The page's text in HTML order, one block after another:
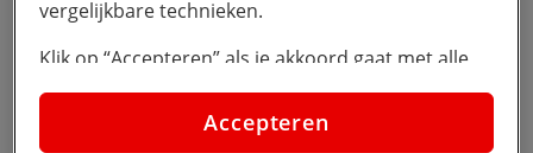
Bekijk de Samsung Galaxy S22+
vergelijkbare technieken.
Klik op “Accepteren” als je akkoord gaat met alle
cookies. Kies je voor “Nee, liever niet”, dan
plaatsen we alleen strikt noodzakelijke cookies om
de website goed te laten werken. Dat betekent dat
Accepteren